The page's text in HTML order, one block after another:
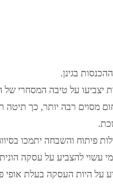
בגינן.
יצביעו על טיבה המסחרי
מסוים רבה יותר, כך תיטה
פיתוח והשבחה יתמכו
עשוי להצביע על עסקה
על היות העסקה בעלת אופי